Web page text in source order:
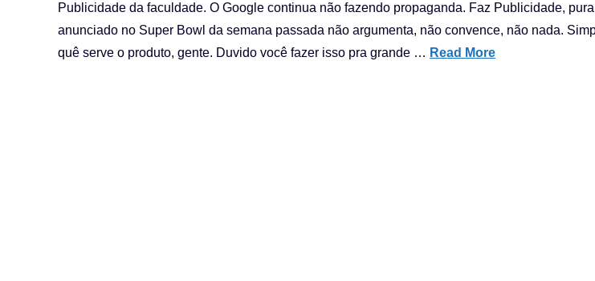
Publicidade da faculdade. O Google continua não fazendo propaganda. Faz Publicidade,
anunciado no Super Bowl da semana passada não argumenta, não convence, não nada.
quê serve o produto, gente. Duvido você fazer isso pra grande … Read More